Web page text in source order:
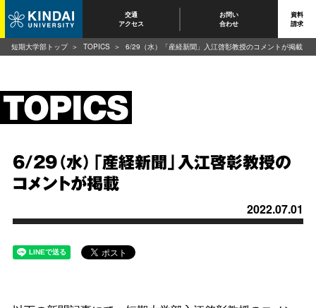
交通
アクセス
お問い
合わせ
資料
請求
6/29（水）「産経新聞」入江啓彰教授の
コメントが掲載
2022.07.01
短期大学部トップ TOPICS 6/29（水）「産経新聞」入江啓彰教授のコメントが掲載